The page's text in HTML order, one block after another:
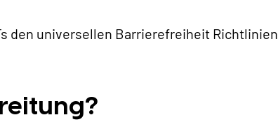
den universellen Barrierefreiheit Richtlinien